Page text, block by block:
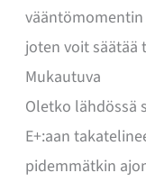
vääntömomentin
joten voit säätää
Mukautuva
Oletko lähdössä
E+:aan
pidemmätkin